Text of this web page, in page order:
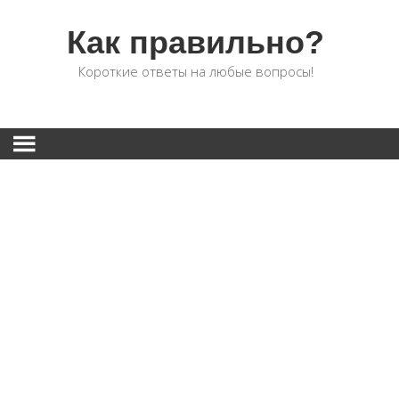
Как правильно?
Короткие ответы на любые вопросы!